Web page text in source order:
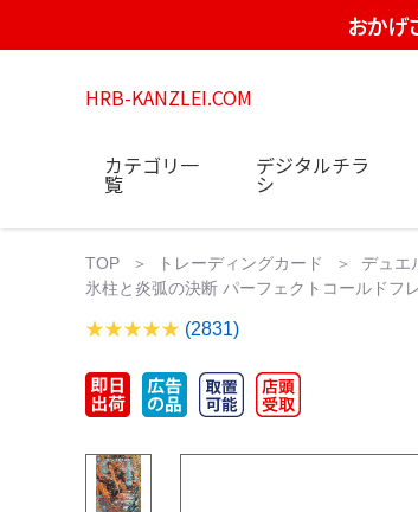
おかげ
HRB-KANZLEI.COM
カテゴリ一
覧
デジタルチラ
シ
TOP トレーディングカード
デュエ
氷柱と炎弧の決断 パーフェクトコールドフ
(2831)